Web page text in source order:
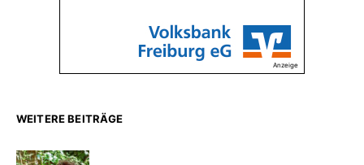
Anzeige
WEITERE BEITRÄGE